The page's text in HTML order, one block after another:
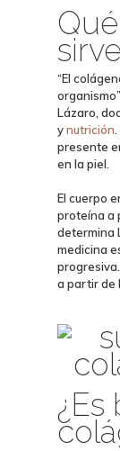
“El
Lázaro ,
ynutrición
presente
en la piel.
El cuerpo
proteína a
determina
medicina
progresiva
a partir de